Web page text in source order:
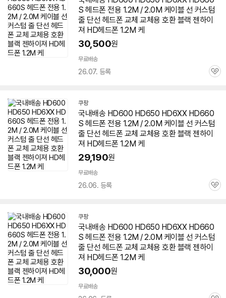
S 헤드폰 전용 1.2M / 2.0M 케이블 선 커스텀
줄 단선 헤드폰 교체 교체용 호환 블랙 젠하이
져 HD헤드폰 1.2M 케
30,500원
무료배송
26.07. 등록
관
쿠팡
국내배송 HD600 HD650 HD6XX HD660
S 헤드폰 전용 1.2M / 2.0M 케이블 선 커스텀
줄 단선 헤드폰 교체 교체용 호환 블랙 젠하이
져 HD헤드폰 1.2M 케
29,190원
무료배송
26.06. 등록
관
쿠팡
국내배송 HD600 HD650 HD6XX HD660
S 헤드폰 전용 1.2M / 2.0M 케이블 선 커스텀
줄 단선 헤드폰 교체 교체용 호환 블랙 젠하이
져 HD헤드폰 1.2M 케
30,000원
무료배송